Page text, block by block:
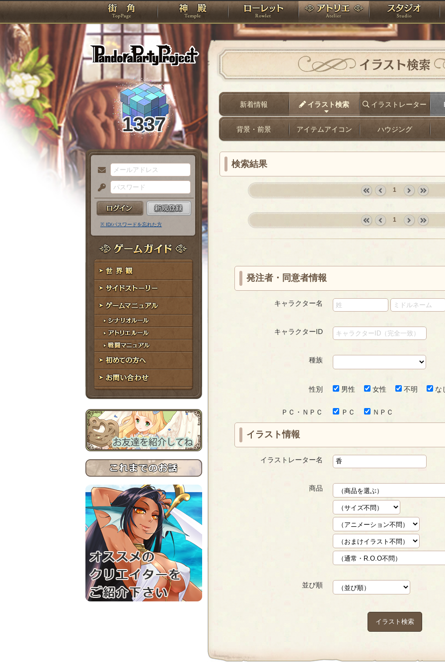
PandoraPartyProject
TOP 神殿 ローレット アトリエ
1337
メ
ー
ル
ア
ド
レ
ス
パ
ス
ー
ド
※ ID/パスワードを忘れた方
ゲームガイド
世界観
サイドストーリー
ゲームマニュアル
シナリオルール
アトリエルール
戦闘マニュアル
初めての方へ
お問い合わせ
イラスト検索
新着情報 イラスト検索 イラストレーター
背景・前景 アイテムアイコン ハウジング
検索結果
first prev
1
›
»
1
発注者・同意者情報
キャラクター名
キャラクターID
種族
性別 男性 女性 不明 な
ＰＣ・ＮＰＣ ＰＣ ＮＰＣ
イラスト情報
イラストレーター名
商品
並び順
イラスト検索